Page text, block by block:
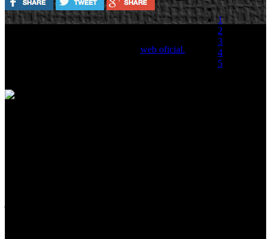
1
2
3
4
5
Deep Silver y el estudio de desarrollo Piranha
web oficial.